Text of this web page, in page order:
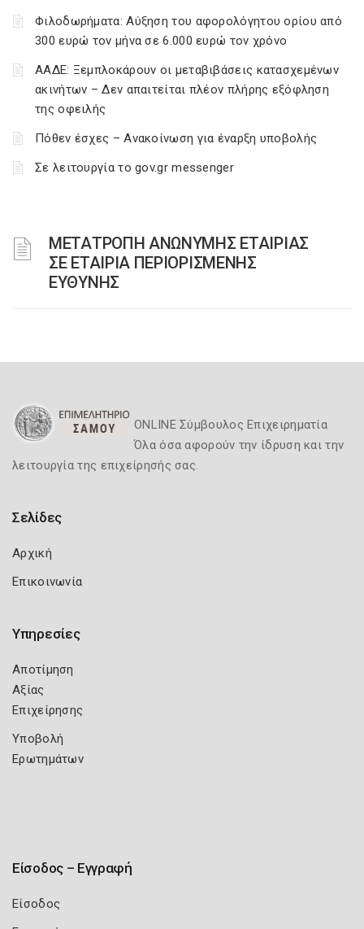
Φιλοδωρήματα: Αύξηση του αφορολόγητου ορίου από
300 ευρώ τον μήνα σε 6.000 ευρώ τον χρόνο
ΑΑΔΕ: Ξεμπλοκάρουν οι μεταβιβάσεις κατασχεμένων
ακινήτων – Δεν απαιτείται πλέον πλήρης εξόφληση
της οφειλής
Πόθεν έσχες – Ανακοίνωση για έναρξη υποβολής
Σε λειτουργία το gov.gr messenger
ΜΕΤΑΤΡΟΠΗ ΑΝΩΝΥΜΗΣ ΕΤΑΙΡΙΑΣ
ΣΕ ΕΤΑΙΡΙΑ ΠΕΡΙΟΡΙΣΜΕΝΗΣ
ΕΥΘΥΝΗΣ
ONLINE Σύμβουλος Επιχειρηματία
Όλα όσα αφορούν την ίδρυση και την
λειτουργία της επιχείρησής σας.
Σελίδες
Αρχική
Επικοινωνία
Υπηρεσίες
Αποτίμηση
Αξίας
Επιχείρησης
Υποβολή
Ερωτημάτων
Είσοδος – Εγγραφή
Είσοδος